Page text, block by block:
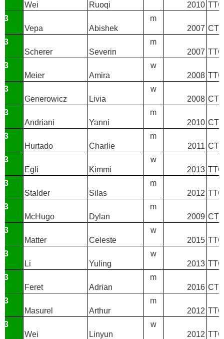
Wei
Ruoqi
2010
Vepa
Abishek
m
2007
Scherer
Severin
m
2007
Meier
Amira
w
2008
Generowicz
Livia
w
2008
Andriani
Yanni
m
2010
Hurtado
Charlie
m
2011
Egli
Kimmi
w
2013
Stalder
Silas
m
2012
McHugo
Dylan
m
2009
Matter
Celeste
w
2015
Li
Yuling
w
2013
Feret
Adrian
m
2016
Masurel
Arthur
m
2012
Wei
Linyun
w
2012